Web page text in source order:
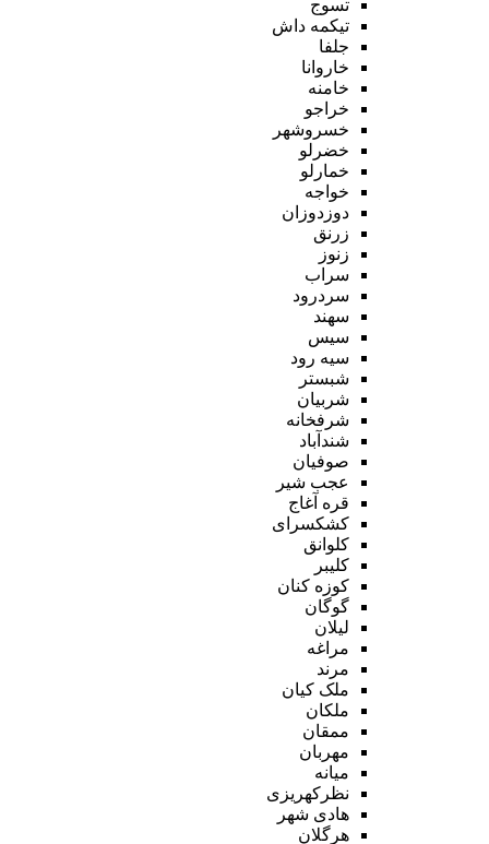
تسوج
تیکمه داش
جلفا
خاروانا
خامنه
خراجو
خسروشهر
خضرلو
خمارلو
خواجه
دوزدوزان
زرنق
زنوز
سراب
سردرود
سهند
سیس
سیه رود
شبستر
شربیان
شرفخانه
شندآباد
صوفیان
عجب شیر
قره آغاج
کشکسرای
کلوانق
کلیبر
کوزه کنان
گوگان
لیلان
مراغه
مرند
ملک کیان
ملکان
ممقان
مهربان
میانه
نظرکهریزی
هادی شهر
هرگلان